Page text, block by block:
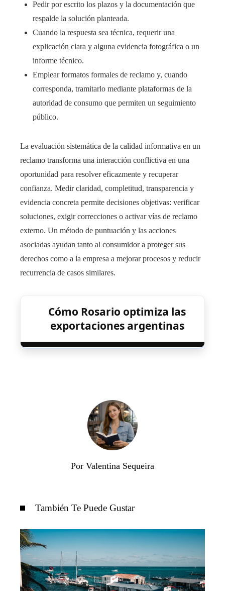
Pedir por escrito los plazos y la documentación que
respalde la solución planteada.
Cuando la respuesta sea técnica, requerir una
explicación clara y alguna evidencia fotográfica o un
informe técnico.
Emplear formatos formales de reclamo y, cuando
corresponda, tramitarlo mediante plataformas de la
autoridad de consumo que permiten un seguimiento
público.
La evaluación sistemática de la calidad informativa en un
reclamo transforma una interacción conflictiva en una
oportunidad para resolver eficazmente y recuperar
confianza. Medir claridad, completitud, transparencia y
evidencia concreta permite decisiones objetivas: verificar
soluciones, exigir correcciones o activar vías de reclamo
externo. Un método de puntuación y las acciones
asociadas ayudan tanto al consumidor a proteger sus
derechos como a la empresa a mejorar procesos y reducir
recurrencia de casos similares.
Cómo Rosario optimiza las
exportaciones argentinas
Por Valentina Sequeira
También Te Puede Gustar